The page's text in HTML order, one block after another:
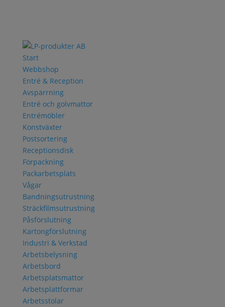
Start
Webbshop
Entré & Reception
Avspärrning
Entré och golvmattor
Entrémöbler
Konstväxter
Postsortering
Receptionsdisk
Förpackning
Packarbetsplats
Vågar
Bandningsutrustning
Sträckfilmsutrustning
Påsförslutning
Kartongförslutning
Industri & Verkstad
Arbetsbelysning
Arbetsbord
Arbetsplatsmattor
Arbetsplattformar
Arbetsstolar